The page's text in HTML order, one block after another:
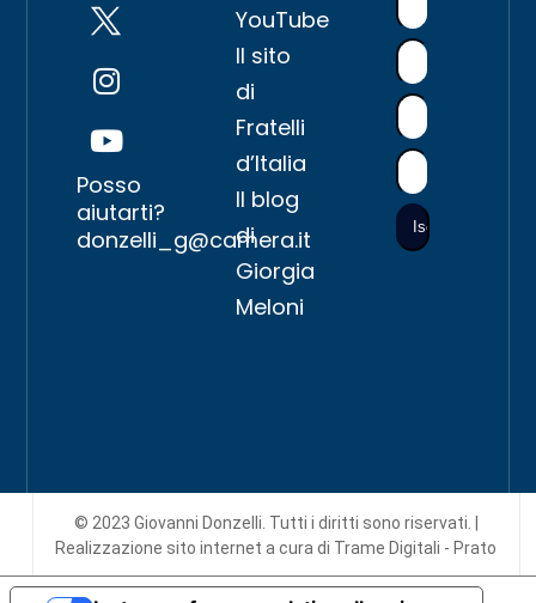
Posso
aiutarti?
donzelli_g@camera.it
YouTube
Il sito
di
Fratelli
d’Italia
Il blog
di
Giorgia
Meloni
© 2023 Giovanni Donzelli. Tutti i diritti sono riservati. |
Realizzazione sito interneta cura di Trame Digitali - Prato